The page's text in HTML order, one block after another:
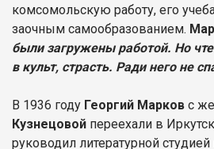
комсомольскую работу, его
заочным самообразованием.
были загружены работой. Но
в культ, страсть. Ради него не
В 1936 году Георгий Марков с
Кузнецовой переехали в
руководил литературной